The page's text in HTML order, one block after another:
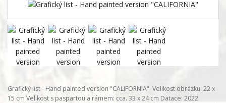
Grafický list - Hand painted version "CALIFORNIA" Velikost obrázku: 22 x
15 cm Velikost s paspartou a rámem: cca. 33 x 24 cm Datace: 2022